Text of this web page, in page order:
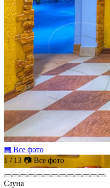
▦ Все фото
1 / 13 📷 Все фото
Сауна